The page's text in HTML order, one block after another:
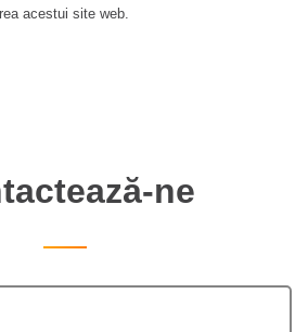
acestui site web.
ne